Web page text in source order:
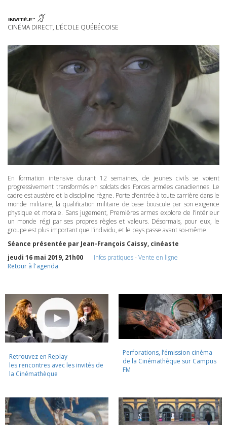
CINÉMA DIRECT, L’ÉCOLE QUÉBÉCOISE
En formation intensive durant 12 semaines, de jeunes civils se voient
progressivement transformés en soldats des Forces armées canadiennes. Le
cadre est austère et la discipline règne. Porte d’entrée à toute carrière dans le
monde militaire, la qualification militaire de base bouscule par son exigence
physique et morale. Sans jugement, Premières armes explore de l’intérieur
un monde régi par ses propres règles et valeurs. Désormais, pour eux, le
groupe est plus important que l’individu, et le pays passe avant soi-même.
Séance présentée par Jean-François Caissy, cinéaste
jeudi 16 mai 2019, 21h00
Infos pratiques-Vente en ligne
Retour à l'agenda
Retrouvez en Replay
les rencontres avec les invités de
la Cinémathèque
Perforations, l’émission cinéma
de la Cinémathèque sur Campus
FM